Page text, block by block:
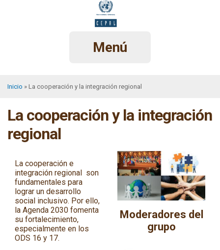
Menú
enlaces
de
ayuda
la
navegación
Inicio La cooperación y la integración regional
La cooperación y la integración
regional
La cooperación e
integración regional son
fundamentales para
lograr un desarrollo
social inclusivo. Por ello,
la Agenda 2030 fomenta
su fortalecimiento,
especialmente en los
ODS 16 y 17.
Moderadores del
grupo